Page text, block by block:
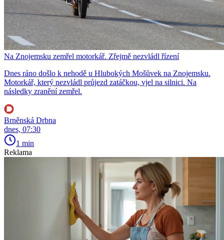
Na Znojemsku zemřel motorkář. Zřejmě nezvládl řízení
Dnes ráno došlo k nehodě u Hlubokých Mošůvek na Znojemsku.
Motorkář, který nezvládl průjezd zatáčkou, vjel na silnici. Na
následky zranění zemřel.
Brněnská Drbna
dnes, 07:30
1 min
Reklama